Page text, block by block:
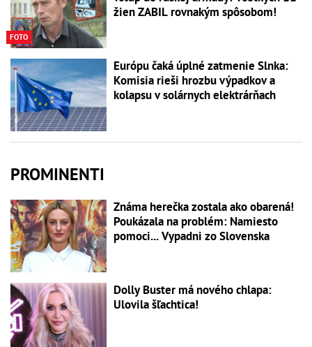
FOTO
žien ZABIL rovnakým spôsobom!
Európu čaká úplné zatmenie Slnka:
Komisia rieši hrozbu výpadkov a
kolapsu v solárnych elektrárňach
PROMINENTI
Známa herečka zostala ako obarená!
Poukázala na problém: Namiesto
pomoci... Vypadni zo Slovenska
Dolly Buster má nového chlapa:
Ulovila šľachtica!